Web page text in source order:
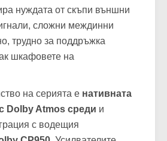
вградена IoT архитектура и
Тя е разработена
нуждата от скъпи външни
сложни междинни
трудно за поддръжка
на серията е
Dolby Atmos средии